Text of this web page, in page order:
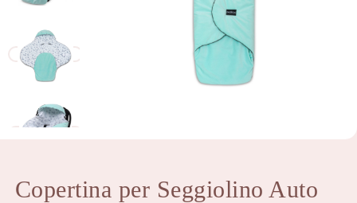
Copertina per Seggiolino Auto